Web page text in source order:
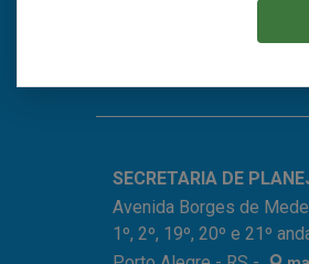
CONHEÇA O
SECRETARIA DE
Avenida Borges de
1º, 2º, 19º, 20º e 21º